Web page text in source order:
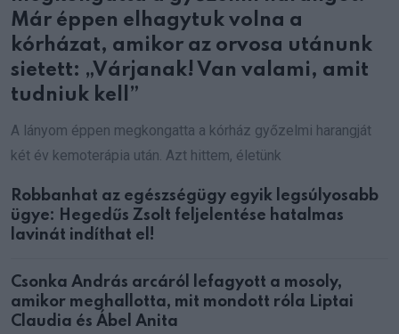
Már éppen elhagytuk volna a
kórházat, amikor az orvosa utánunk
sietett: „Várjanak! Van valami, amit
tudniuk kell”
A lányom éppen megkongatta a kórház győzelmi harangját
két év kemoterápia után. Azt hittem, életünk
Robbanhat az egészségügy egyik legsúlyosabb
ügye: Hegedűs Zsolt feljelentése hatalmas
lavinát indíthat el!
Csonka András arcáról lefagyott a mosoly,
amikor meghallotta, mit mondott róla Liptai
Claudia és Ábel Anita